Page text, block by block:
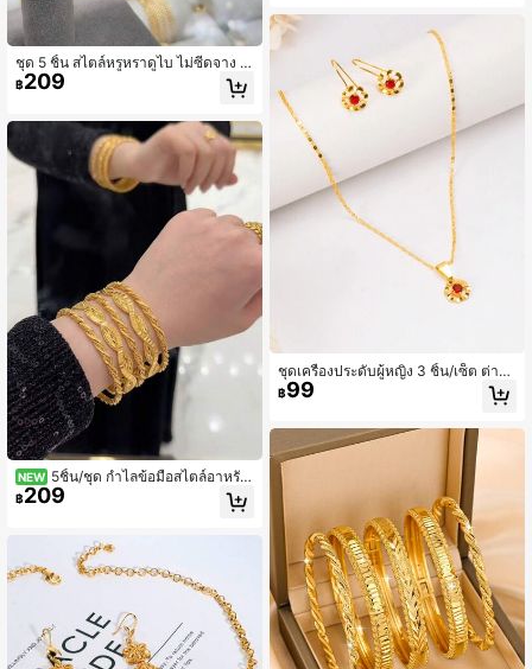
ชุด 5 ชิ้น สไตล์หรูหราดูไบ ไม่ซีดจาง ชุ
บทอง 21K ลายเลข 8 ตาข่ายโปร่ง กำไ
ลข้อมือผู้หญิง เครื่องประดับงานปาร์ตี้ ข
฿209
NEW 5ชิ้น/ชุด กำไลข้อมือสไตล์อาหรับ
คลาสสิก ชุบทอง 21K ลายใบไม้แกะสลั
ก เชือกบิดซ้อนกันได้ สำหรับสวมใส่ประ
฿209
ชุดเครื่องประดับผู้หญิง 3 ชิ้น/เซ็ต ต่างหู
และสร้อยคอชุบทอง 24K ลายดอกไม้ ป
ระดับด้วยพลอยสีแดง กันสนิม หรูหรา เ
องขวัญในโอกาสพิเศษ
฿99